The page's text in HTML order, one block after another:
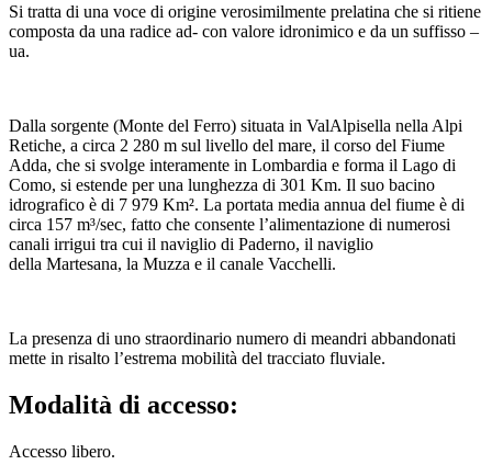
Si tratta di una voce di origine verosimilmente prelatina che si ritiene
composta da una radice ad- con valore idronimico e da un suffisso –
ua.
Dalla sorgente (Monte del Ferro) situata in ValAlpisella nella Alpi
Retiche, a circa 2 280 m sul livello del mare, il corso del Fiume
Adda, che si svolge interamente in Lombardia e forma il Lago di
Como, si estende per una lunghezza di 301 Km. Il suo bacino
idrografico è di 7 979 Km². La portata media annua del fiume è di
circa 157 m³/sec, fatto che consente l’alimentazione di numerosi
canali irrigui tra cui il naviglio di Paderno, il naviglio
della Martesana, la Muzza e il canale Vacchelli.
La presenza di uno straordinario numero di meandri abbandonati
mette in risalto l’estrema mobilità del tracciato fluviale.
Modalità di accesso:
Accesso libero.